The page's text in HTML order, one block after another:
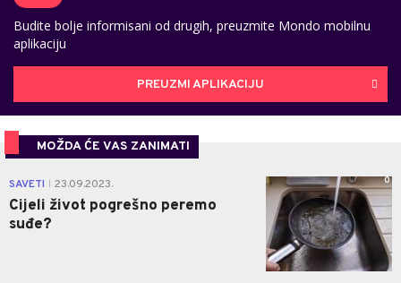
Budite bolje informisani od drugih, preuzmite Mondo mobilnu
aplikaciju
PREUZMI APLIKACIJU
MOŽDA ĆE VAS ZANIMATI
SAVETI 23.09.2023.
Cijeli život pogrešno peremo
suđe?
0